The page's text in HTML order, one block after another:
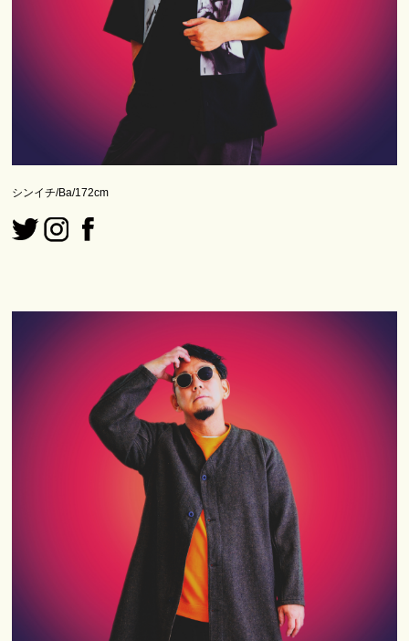
シンイチ/Ba/172cm